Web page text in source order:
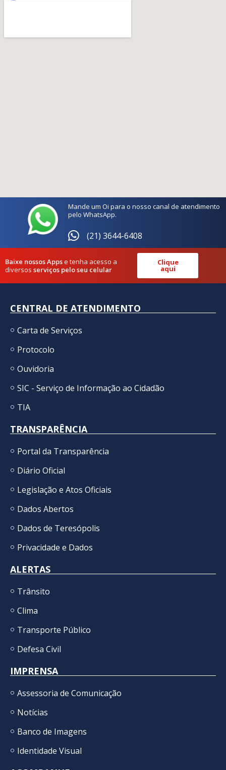
Mande um Oi para o nosso canal de atendimento
pelo WhatsApp.
(21) 3644-6408
Baixe nossos Appse tenha acesso a
diversos serviços pelo seu celular
Clique
aqui
CENTRAL DE ATENDIMENTO
Carta de Serviços
Protocolo
Ouvidoria
SIC - Serviço de Informação ao Cidadão
TIA
TRANSPARÊNCIA
Portal da Transparência
Diário Oficial
Legislação e Atos Oficiais
Dados Abertos
Dados de Teresópolis
Privacidade e Dados
ALERTAS
Trânsito
Clima
Transporte Público
Defesa Civil
IMPRENSA
Assessoria de Comunicação
Notícias
Banco de Imagens
Identidade Visual